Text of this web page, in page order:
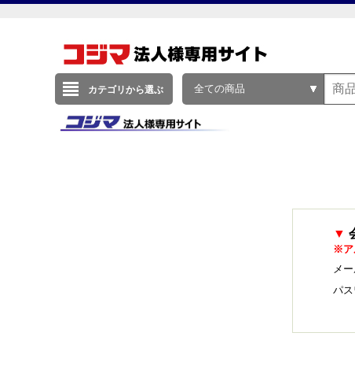
カテゴリから選ぶ 全ての商品
▼
※ア
メ
パス